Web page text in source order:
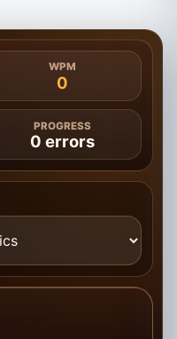
WPM
0
PROGRESS
0 errors